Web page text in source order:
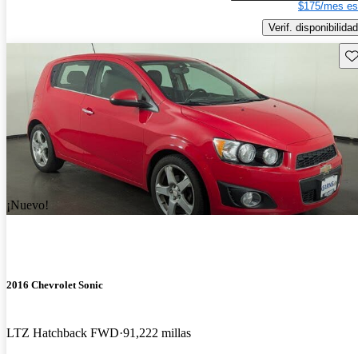
$175/mes
Verif. disponibilidad
¡Nuevo!
2016 Chevrolet Sonic
LTZ Hatchback FWD 91,222 millas